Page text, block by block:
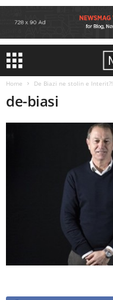
Home De Biazi ne stolin e Interit?!
de-biasi